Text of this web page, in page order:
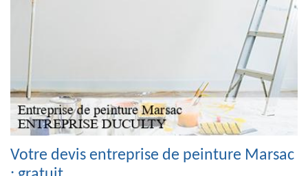
Votre devis entreprise de peinture Marsac